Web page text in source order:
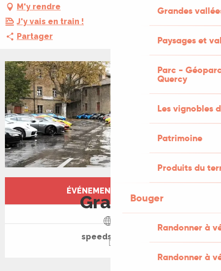
Grandes
Paysages et
Parc -
Quercy
Les vignobles
Patrimoine
Produits du
Bouger
Randonner à
Randonner à
M'y rendre
J'y vais en train !
Partager
Ouverture et coordonnées
ÉVÉNEMENT TERMINÉ
Gratuit
speedsleek.fr